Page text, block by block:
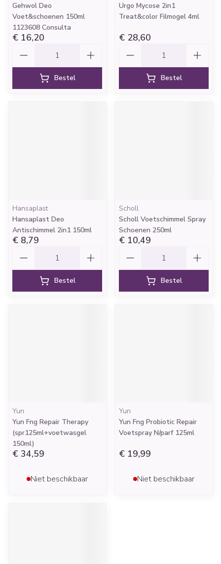
Gehwol Deo
Voet&schoenen 150ml
1123608 Consulta
€ 16,20
Bestel
Urgo Mycose 2in1
Treat&color Filmogel 4ml
€ 28,60
Bestel
Hansaplast
Hansaplast Deo
Antischimmel 2in1 150ml
€ 8,79
Bestel
Scholl
Scholl Voetschimmel Spray
Schoenen 250ml
€ 10,49
Bestel
Yun
Yun Fng Repair Therapy
(spr125ml+voetwasgel
150ml)
€ 34,59
Niet beschikbaar
Yun
Yun Fng Probiotic Repair
Voetspray N/parf 125ml
€ 19,99
Niet beschikbaar